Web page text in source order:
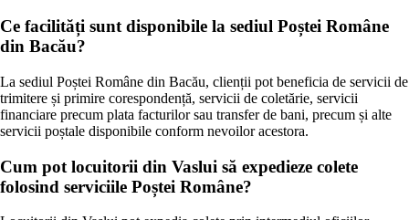
Ce facilități sunt disponibile la sediul Poștei Române
din Bacău?
La sediul Poștei Române din Bacău, clienții pot beneficia de servicii de
trimitere și primire corespondență, servicii de coletărie, servicii
financiare precum plata facturilor sau transfer de bani, precum și alte
servicii poștale disponibile conform nevoilor acestora.
Cum pot locuitorii din Vaslui să expedieze colete
folosind serviciile Poștei Române?